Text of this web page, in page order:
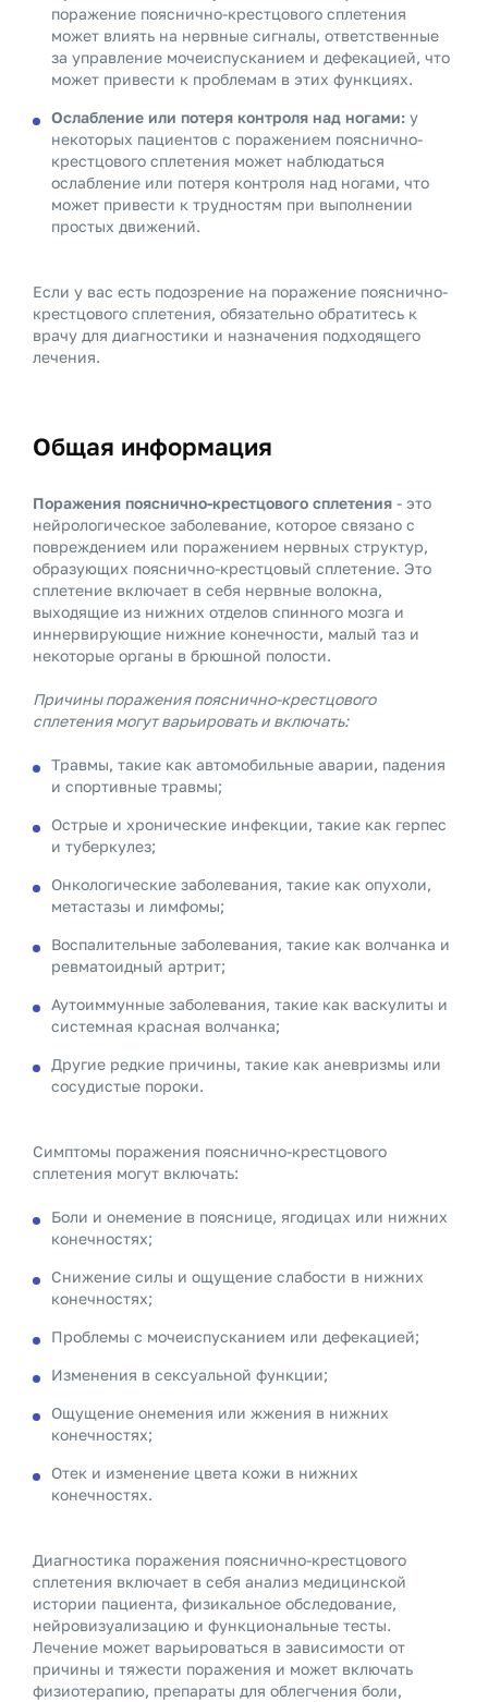
поражение пояснично-крестцового сплетения
может влиять на нервные сигналы, ответственные
за управление мочеиспусканием и дефекацией, что
может привести к проблемам в этих функциях.
Ослабление или потеря контроля над ногами: у
некоторых пациентов с поражением пояснично-
крестцового сплетения может наблюдаться
ослабление или потеря контроля над ногами, что
может привести к трудностям при выполнении
простых движений.
Если у вас есть подозрение на поражение пояснично-
крестцового сплетения, обязательно обратитесь к
врачу для диагностики и назначения подходящего
лечения.
Общая информация
Поражения пояснично-крестцового сплетения - это
нейрологическое заболевание, которое связано с
повреждением или поражением нервных структур,
образующих пояснично-крестцовый сплетение. Это
сплетение включает в себя нервные волокна,
выходящие из нижних отделов спинного мозга и
иннервирующие нижние конечности, малый таз и
некоторые органы в брюшной полости.
Причины поражения пояснично-крестцового
сплетения могут варьировать и включать:
Травмы, такие как автомобильные аварии, падения
и спортивные травмы;
Острые и хронические инфекции, такие как герпес
и туберкулез;
Онкологические заболевания, такие как опухоли,
метастазы и лимфомы;
Воспалительные заболевания, такие как волчанка и
ревматоидный артрит;
Аутоиммунные заболевания, такие как васкулиты и
системная красная волчанка;
Другие редкие причины, такие как аневризмы или
сосудистые пороки.
Симптомы поражения пояснично-крестцового
сплетения могут включать:
Боли и онемение в пояснице, ягодицах или нижних
конечностях;
Снижение силы и ощущение слабости в нижних
конечностях;
Проблемы с мочеиспусканием или дефекацией;
Изменения в сексуальной функции;
Ощущение онемения или жжения в нижних
конечностях;
Отек и изменение цвета кожи в нижних
конечностях.
Диагностика поражения пояснично-крестцового
сплетения включает в себя анализ медицинской
истории пациента, физикальное обследование,
нейровизуализацию и функциональные тесты.
Лечение может варьироваться в зависимости от
причины и тяжести поражения и может включать
физиотерапию, препараты для облегчения боли,